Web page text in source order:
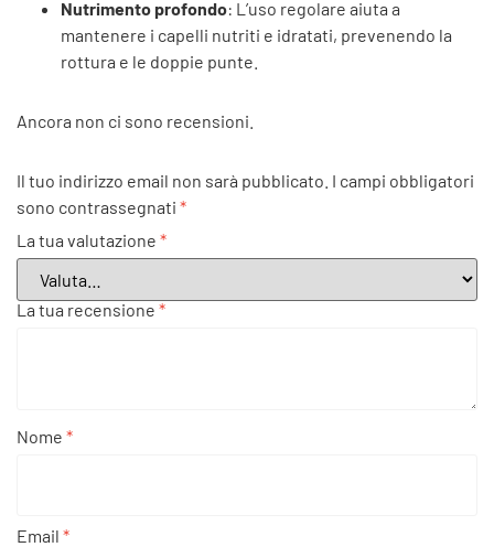
Nutrimento profondo: L’uso regolare aiuta a
mantenere i capelli nutriti e idratati, prevenendo la
rottura e le doppie punte.
Ancora non ci sono recensioni.
Il tuo indirizzo email non sarà pubblicato. I campi obbligatori
sono contrassegnati *
La tua valutazione *
La tua recensione *
Nome *
Email *